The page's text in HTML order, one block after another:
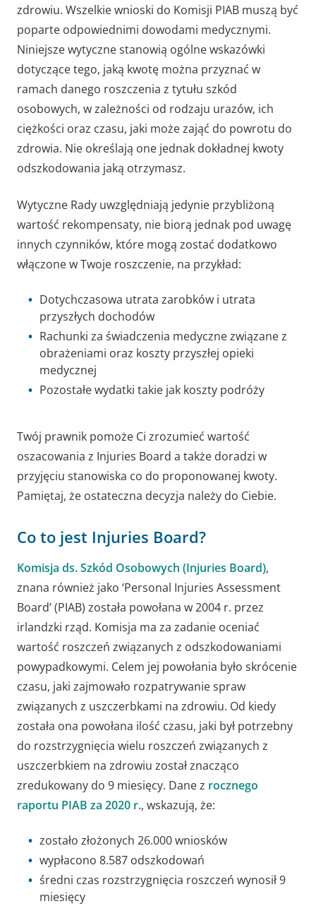
zdrowiu. Wszelkie wnioski do Komisji PIAB muszą być
poparte odpowiednimi dowodami medycznymi.
Niniejsze wytyczne stanowią ogólne wskazówki
dotyczące tego, jaką kwotę można przyznać w
ramach danego roszczenia z tytułu szkód
osobowych, w zależności od rodzaju urazów, ich
ciężkości oraz czasu, jaki może zająć do powrotu do
zdrowia. Nie określają one jednak dokładnej kwoty
odszkodowania jaką otrzymasz.
Wytyczne Rady uwzględniają jedynie przybliżoną
wartość rekompensaty, nie biorą jednak pod uwagę
innych czynników, które mogą zostać dodatkowo
włączone w Twoje roszczenie, na przykład:
Dotychczasowa utrata zarobków i utrata
przyszłych dochodów
Rachunki za świadczenia medyczne związane z
obrażeniami oraz koszty przyszłej opieki
medycznej
Pozostałe wydatki takie jak koszty podróży
Twój prawnik pomoże Ci zrozumieć wartość
oszacowania z Injuries Board a także doradzi w
przyjęciu stanowiska co do proponowanej kwoty.
Pamiętaj, że ostateczna decyzja należy do Ciebie.
Co to jest Injuries Board?
Komisja ds. Szkód Osobowych (Injuries Board),
znana również jako ‘Personal Injuries Assessment
Board’ (PIAB) została powołana w 2004 r. przez
irlandzki rząd. Komisja ma za zadanie oceniać
wartość roszczeń związanych z odszkodowaniami
powypadkowymi. Celem jej powołania było skrócenie
czasu, jaki zajmowało rozpatrywanie spraw
związanych z uszczerbkami na zdrowiu. Od kiedy
została ona powołana ilość czasu, jaki był potrzebny
do rozstrzygnięcia wielu roszczeń związanych z
uszczerbkiem na zdrowiu został znacząco
zredukowany do 9 miesięcy. Dane z rocznego
raportu PIAB za 2020 r., wskazują, że:
zostało złożonych 26.000 wniosków
wypłacono 8.587 odszkodowań
średni czas rozstrzygnięcia roszczeń wynosił 9
miesięcy